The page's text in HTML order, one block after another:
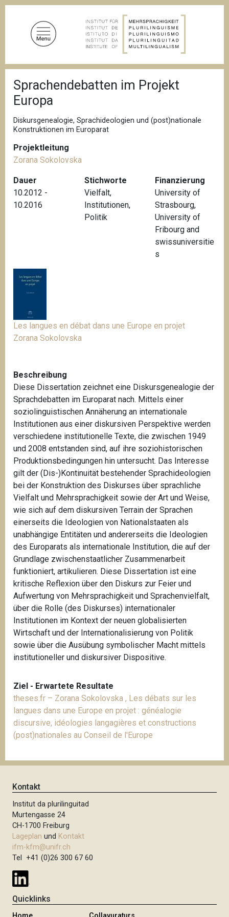
D
f
a
d
a
v
g
a
t
o
n
Sprachendebatten im Projekt
Europa
Diskursgenealogie, Sprachideologien und (post)nationale
Konstruktionen im Europarat
Projektleitung
Zorana Sokolovska
Dauer
10.2012 -
10.2016
Stichworte
Vielfalt,
Institutionen,
Politik
Finanzierung
University of
Strasbourg,
University of
Fribourg and
swissuniversitie
s
Les langues en débat dans une Europe en projet
Zorana Sokolovska
Beschreibung
Diese Dissertation zeichnet eine Diskursgenealogie der
Sprachdebatten im Europarat nach. Mittels einer
soziolinguistischen Annäherung an internationale
Institutionen aus einer diskursiven Perspektive werden
verschiedene institutionelle Texte, die zwischen 1949
und 2008 entstanden sind, auf ihre soziohistorischen
Produktionsbedingungen hin untersucht. Das Interesse
gilt der (Dis-)Kontinuität bestehender Sprachideologien
bei der Konstruktion des Diskurses über sprachliche
Vielfalt und Mehrsprachigkeit sowie der Art und Weise,
wie sich auf dem diskursiven Terrain der Sprachen
einerseits die Ideologien von Nationalstaaten als
unabhängige Entitäten und andererseits die Ideologien
des Europarats als internationale Institution, die auf der
Grundlage zwischenstaatlicher Zusammenarbeit
funktioniert, artikulieren. Diese Dissertation ist eine
kritische Reflexion über den Diskurs zur Feier und
Aufwertung von Mehrsprachigkeit und Sprachenvielfalt,
über die Rolle (des Diskurses) internationaler
Institutionen im Kontext der neuen globalisierten
Wirtschaft und der Internationalisierung von Politik
sowie über die Ausübung symbolischer Macht mittels
institutioneller und diskursiver Dispositive.
Ziel - Erwartete Resultate
theses.fr – Zorana Sokolovska , Les débats sur les
langues dans une Europe en projet : généalogie
discursive, idéologies langagières et constructions
(post)nationales au Conseil de l'Europe
Kontakt
Institut da plurilinguitad
Murtengasse 24
CH-1700 Freiburg
Lageplan und Kontakt
ifm-kfm@unifr.ch
Tel +41 (0)26 300 67 60
Quicklinks